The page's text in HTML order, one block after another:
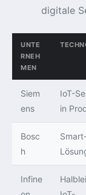
digitale
UNTE
RNEH
MEN
Siem
ens
IoT-
in
Bosc
h
Infine